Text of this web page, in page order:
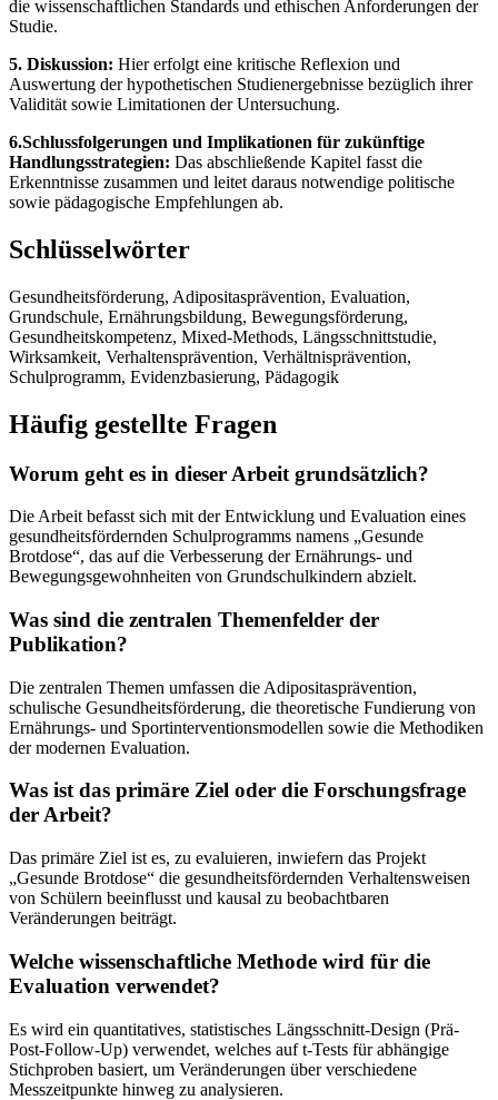
die wissenschaftlichen Standards und ethischen Anforderungen der
Studie.
5. Diskussion: Hier erfolgt eine kritische Reflexion und
Auswertung der hypothetischen Studienergebnisse bezüglich ihrer
Validität sowie Limitationen der Untersuchung.
6.Schlussfolgerungen und Implikationen für zukünftige
Handlungsstrategien: Das abschließende Kapitel fasst die
Erkenntnisse zusammen und leitet daraus notwendige politische
sowie pädagogische Empfehlungen ab.
Schlüsselwörter
Gesundheitsförderung, Adipositasprävention, Evaluation,
Grundschule, Ernährungsbildung, Bewegungsförderung,
Gesundheitskompetenz, Mixed-Methods, Längsschnittstudie,
Wirksamkeit, Verhaltensprävention, Verhältnisprävention,
Schulprogramm, Evidenzbasierung, Pädagogik
Häufig gestellte Fragen
Worum geht es in dieser Arbeit grundsätzlich?
Die Arbeit befasst sich mit der Entwicklung und Evaluation eines
gesundheitsfördernden Schulprogramms namens „Gesunde
Brotdose“, das auf die Verbesserung der Ernährungs- und
Bewegungsgewohnheiten von Grundschulkindern abzielt.
Was sind die zentralen Themenfelder der
Publikation?
Die zentralen Themen umfassen die Adipositasprävention,
schulische Gesundheitsförderung, die theoretische Fundierung von
Ernährungs- und Sportinterventionsmodellen sowie die Methodiken
der modernen Evaluation.
Was ist das primäre Ziel oder die Forschungsfrage
der Arbeit?
Das primäre Ziel ist es, zu evaluieren, inwiefern das Projekt
„Gesunde Brotdose“ die gesundheitsfördernden Verhaltensweisen
von Schülern beeinflusst und kausal zu beobachtbaren
Veränderungen beiträgt.
Welche wissenschaftliche Methode wird für die
Evaluation verwendet?
Es wird ein quantitatives, statistisches Längsschnitt-Design (Prä-
Post-Follow-Up) verwendet, welches auf t-Tests für abhängige
Stichproben basiert, um Veränderungen über verschiedene
Messzeitpunkte hinweg zu analysieren.